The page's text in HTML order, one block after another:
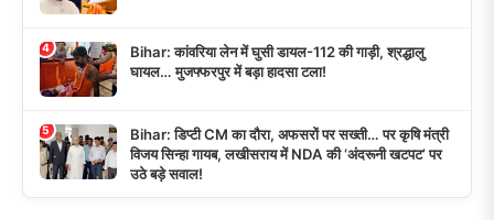
4
Bihar: कांवरिया लेन में घुसी डायल-112 की गाड़ी, श्रद्धालु
घायल… मुजफ्फरपुर में बड़ा हादसा टला!
5
Bihar: डिप्टी CM का दौरा, अफसरों पर सख्ती… पर कृषि मंत्री
विजय सिन्हा गायब, लखीसराय में NDA की ‘अंदरूनी खटपट’ पर
उठे बड़े सवाल!